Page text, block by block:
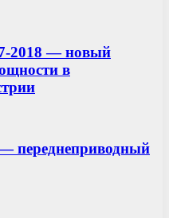
2018 — новый
в
переднеприводный